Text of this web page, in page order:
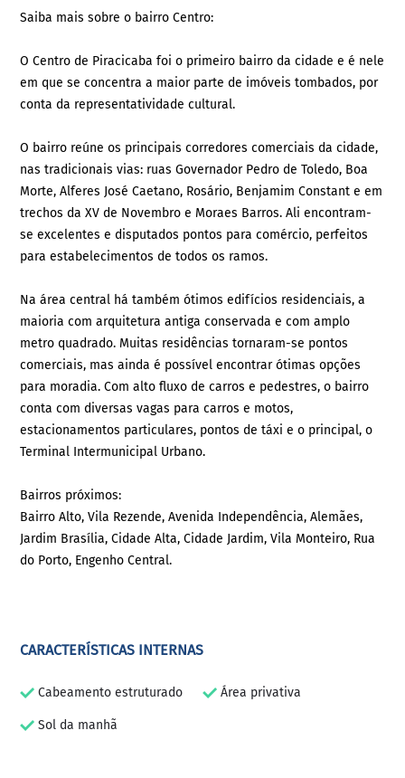
Saiba mais sobre o bairro Centro:
O Centro de Piracicaba foi o primeiro bairro da cidade e é nele
em que se concentra a maior parte de imóveis tombados, por
conta da representatividade cultural.
O bairro reúne os principais corredores comerciais da cidade,
nas tradicionais vias: ruas Governador Pedro de Toledo, Boa
Morte, Alferes José Caetano, Rosário, Benjamim Constant e em
trechos da XV de Novembro e Moraes Barros. Ali encontram-
se excelentes e disputados pontos para comércio, perfeitos
para estabelecimentos de todos os ramos.
Na área central há também ótimos edifícios residenciais, a
maioria com arquitetura antiga conservada e com amplo
metro quadrado. Muitas residências tornaram-se pontos
comerciais, mas ainda é possível encontrar ótimas opções
para moradia. Com alto fluxo de carros e pedestres, o bairro
conta com diversas vagas para carros e motos,
estacionamentos particulares, pontos de táxi e o principal, o
Terminal Intermunicipal Urbano.
Bairros próximos:
Bairro Alto, Vila Rezende, Avenida Independência, Alemães,
Jardim Brasília, Cidade Alta, Cidade Jardim, Vila Monteiro, Rua
do Porto, Engenho Central.
CARACTERÍSTICAS INTERNAS
Cabeamento estruturado Área privativa
Sol da manhã